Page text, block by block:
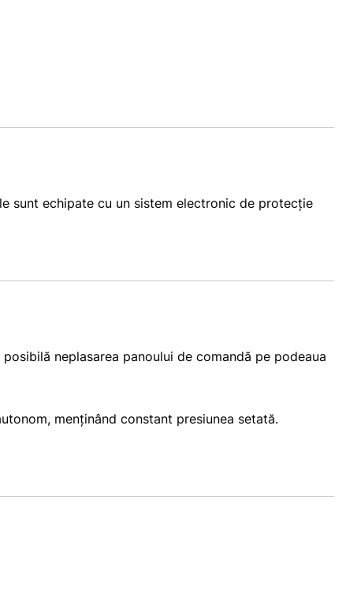
sunt echipate cu un sistem electronic de protecție
neplasarea panoului de comandă pe podeaua
menținând constant presiunea setată.